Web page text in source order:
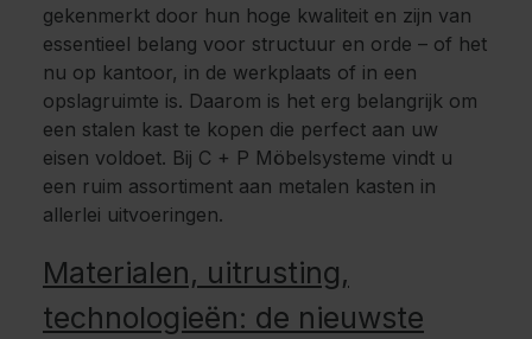
gekenmerkt door hun hoge kwaliteit en zijn van
essentieel belang voor structuur en orde – of het
nu op kantoor, in de werkplaats of in een
opslagruimte is. Daarom is het erg belangrijk om
een stalen kast te kopen die perfect aan uw
eisen voldoet. Bij C + P Möbelsysteme vindt u
een ruim assortiment aan metalen kasten in
allerlei uitvoeringen.
Materialen, uitrusting,
technologieën: de nieuwste